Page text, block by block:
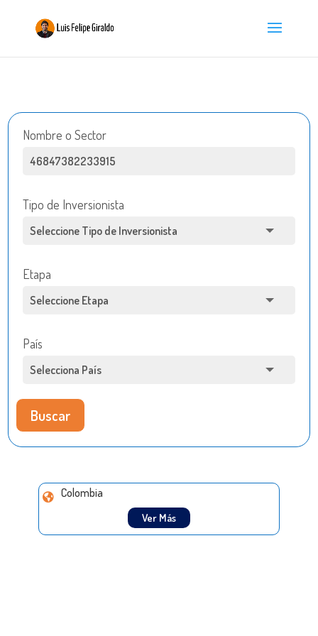
Nombre o Sector
Tipo de Inversionista
Etapa
País
Buscar
Colombia
Ver Más